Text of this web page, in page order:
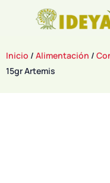
Inicio / Alimentación /
15gr Artemis